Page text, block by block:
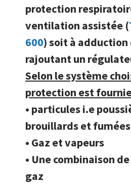
protection
ventilation assistée (
600) soit à adduction
rajoutant un
Selon le système
protection est
• particules i.e
brouillards et
• Gaz et vapeurs
• Une combinaison
gaz